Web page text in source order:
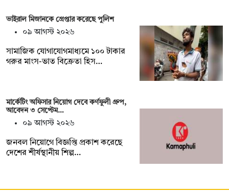
ভাইরাল মিজানকে গ্রেপ্তার করেছে পুলিশ
০৯ আগস্ট ২০২৬
সামাজিক যোগাযোগমাধ্যমে ১০০ টাকার
গরুর মাংস-ভাত বিক্রেতা হিস…
মার্কেটিং অফিসার নিয়োগ দেবে কর্ণফুলী গ্রুপ,
আবেদন ৩ সেপ্টেম…
০৯ আগস্ট ২০২৬
জনবল নিয়োগে বিজ্ঞপ্তি প্রকাশ করেছে
দেশের শীর্ষস্থানীয় শিল্প…